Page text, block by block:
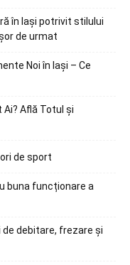
în Iași potrivit stilului
de urmat
Noi în Iași – Ce
Ai? Află Totul și
de sport
buna funcționare a
de debitare, frezare și